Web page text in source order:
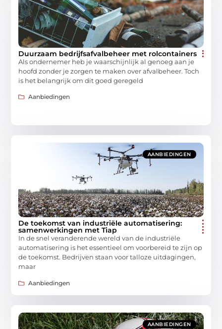
Duurzaam bedrijfsafvalbeheer met rolcontainers
Als ondernemer heb je waarschijnlijk al genoeg aan je
hoofd zonder je zorgen te maken over afvalbeheer. Toch
is het belangrijk om dit goed geregeld
Aanbiedingen
AANBIEDINGEN
De toekomst van industriële automatisering:
samenwerkingen met Tiap
In de snel veranderende wereld van de industriële
automatisering is het essentieel om voorbereid te zijn op
de toekomst. Bedrijven staan voor talloze uitdagingen,
maar
Aanbiedingen
AANBIEDINGEN